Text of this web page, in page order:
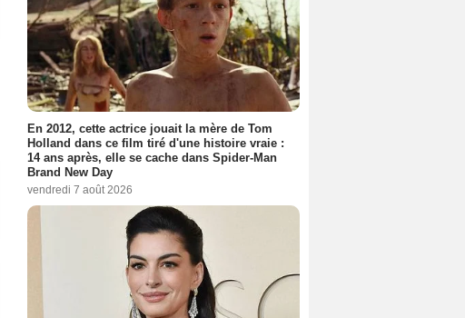
En 2012, cette actrice jouait la mère de Tom
Holland dans ce film tiré d'une histoire vraie :
14 ans après, elle se cache dans Spider-Man
Brand New Day
vendredi 7 août 2026